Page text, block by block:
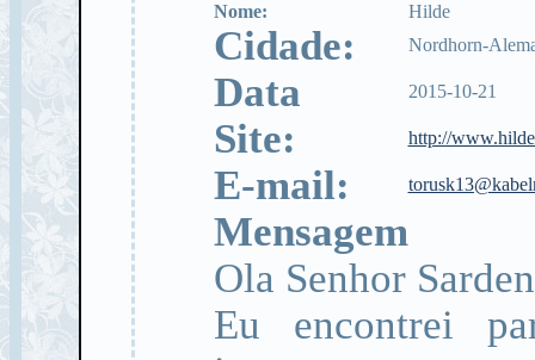
Nome: Hilde
Cidade: Nordhorn-
Data 2015-10-21
Site: http://
E-mail:
Mensagem
Ola Senhor
Eu encontrei